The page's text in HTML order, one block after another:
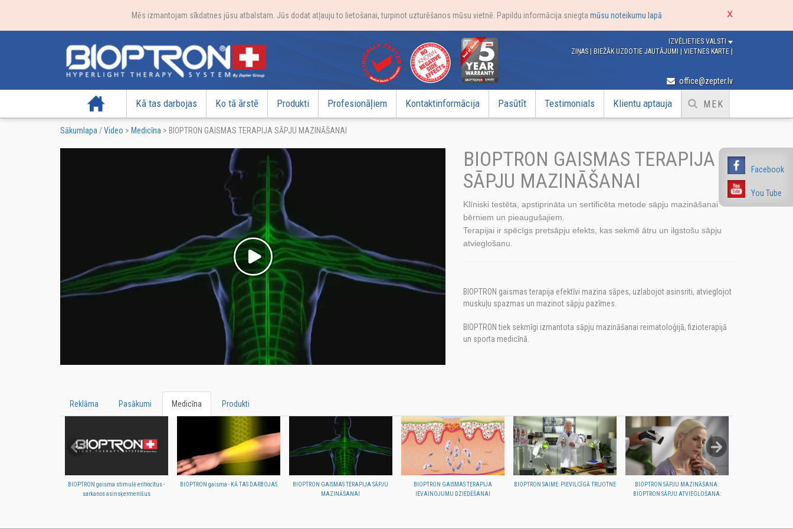
Mēs izmantojam sīkdatnes jūsu atbalstam. Jūs dodat atļauju to lietošanai, turpinot uzturēšanos mūsu vietnē. Papildu informācija sniegta mūsu noteikumu lapā
Facebook
You Tube
IZVĒLIETIES VALSTI
ZIŅAS | BIEŽĀK UZDOTIE JAUTĀJUMI | VIETNES KARTE |
office@zepter.lv
Sākumlapa Kā tas darbojas Ko tā ārstē Produkti Profesionāļiem Kontaktinformācija Pasūtīt Testimonials Klientu aptauja
Sākumlapa /Video > Medicīna > BIOPTRON GAISMAS TERAPIJA SĀPJU MAZINĀŠANAI
BIOPTRON GAISMAS TERAPIJA
SĀPJU MAZINĀŠANAI
Klīniski testēta, apstiprināta un sertificēta metode sāpju mazināšanai
bērniem un pieaugušajiem.
Terapijai ir spēcīgs pretsāpju efekts, kas sekmē ātru un ilgstošu sāpju
atvieglošanu.
BIOPTRON gaismas terapija efektīvi mazina sāpes, uzlabojot asinsriti, atvieglojot
muskuļu spazmas un mazinot sāpju pazīmes.
BIOPTRON tiek sekmīgi izmantota sāpju mazināšanai reimatoloģijā, fizioterapijā
un sporta medicīnā.
Reklāma Pasākumi Medicīna Produkti
BIOPTRON gaisma stimulē eritrocītus -
sarkanos asinsķermenīšus
BIOPTRON gaisma - KĀ TAS DARBOJAS
BIOPTRON GAISMAS TERAPIJA SĀPJU
MAZINĀŠANAI
BIOPTRON GAISMAS TERAPIJA
IEVAINOJUMU DZIEDĒŠANAI
BIOPTRON SAIME: PIEVILCĪGĀ TRIJOTNE
BIOPTRON SĀPJU MAZINĀŠANA:
BIOPTRON SĀPJU ATVIEGLOŠANA: